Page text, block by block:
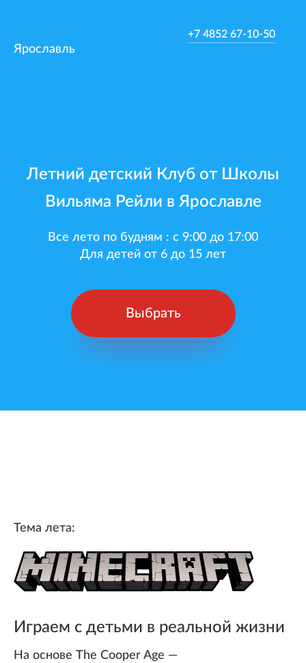
Ярославль
+7 4852 67-10-50
Летний детский Клуб от Школы
Вильяма Рейли в Ярославле
Все лето по будням : с 9:00 до 17:00
Для детей от 6 до 15 лет
Выбрать
Тема лета:
Играем с детьми в реальной жизни
На основе The Cooper Age —